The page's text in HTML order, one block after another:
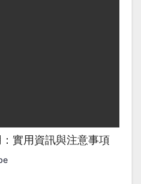
實用資訊與注意事項